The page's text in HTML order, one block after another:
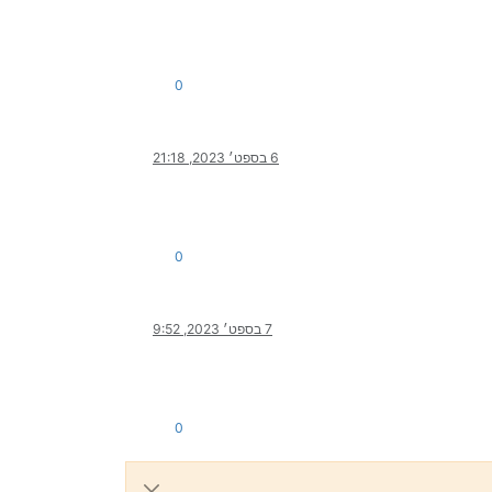
0
6 בספט׳ 2023, 21:18
0
7 בספט׳ 2023, 9:52
0